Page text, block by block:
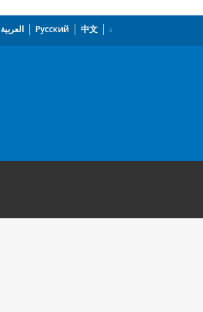
العربية Русский 中文